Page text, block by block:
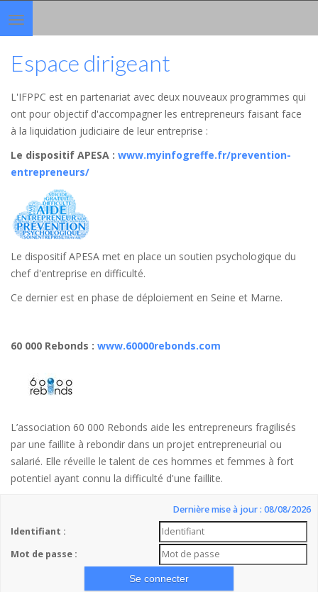
Toggle
navigation
Espace dirigeant
L'IFPPC est en partenariat avec deux nouveaux programmes qui
ont pour objectif d'accompagner les entrepreneurs faisant face
à la liquidation judiciaire de leur entreprise :
Le dispositif APESA : www.myinfogreffe.fr/prevention-
entrepreneurs/
Le dispositif APESA met en place un soutien psychologique du
chef d'entreprise en difficulté.
Ce dernier est en phase de déploiement en Seine et Marne.
60 000 Rebonds : www.60000rebonds.com
L’association 60 000 Rebonds aide les entrepreneurs fragilisés
par une faillite à rebondir dans un projet entrepreneurial ou
salarié. Elle réveille le talent de ces hommes et femmes à fort
potentiel ayant connu la difficulté d'une faillite.
Dernière mise à jour : 08/08/2026
Identifiant :
Mot de passe :